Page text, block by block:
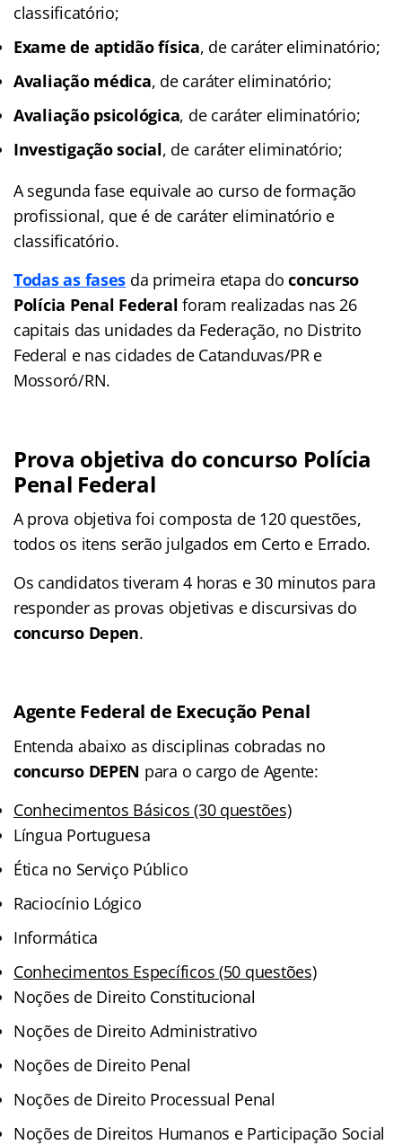
classificatório;
Exame de aptidão física, de caráter eliminatório;
Avaliação médica, de caráter eliminatório;
Avaliação psicológica, de caráter eliminatório;
Investigação social, de caráter eliminatório;
A segunda fase equivale ao curso de formação
profissional, que é de caráter eliminatório e
classificatório.
Todas as fases da primeira etapa doconcurso
Polícia Penal Federal foram realizadas nas 26
capitais das unidades da Federação, no Distrito
Federal e nas cidades de Catanduvas/PR e
Mossoró/RN.
Prova objetiva do concurso Polícia
Penal Federal
A prova objetiva foi composta de 120 questões,
todos os itens serão julgados em Certo e Errado.
Os candidatos tiveram 4 horas e 30 minutos para
responder as provas objetivas e discursivas do
concurso Depen.
Agente Federal de Execução Penal
Entenda abaixo as disciplinas cobradas no
concurso DEPEN para o cargo de Agente:
Conhecimentos Básicos (30 questões)
Língua Portuguesa
Ética no Serviço Público
Raciocínio Lógico
Informática
Conhecimentos Específicos (50 questões)
Noções de Direito Constitucional
Noções de Direito Administrativo
Noções de Direito Penal
Noções de Direito Processual Penal
Noções de Direitos Humanos e Participação Social